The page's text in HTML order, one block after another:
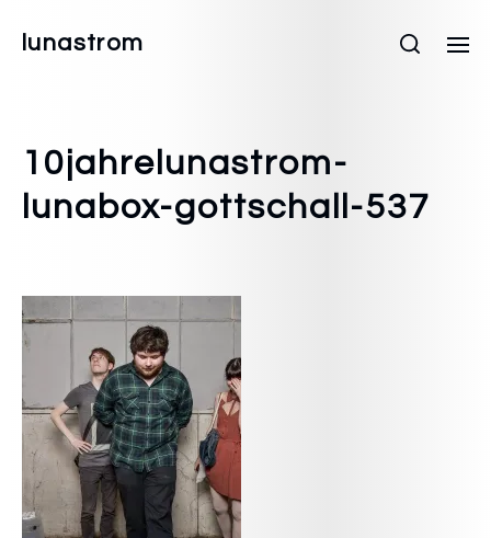
lunastrom
10jahrelunastrom-
lunabox-gottschall-537